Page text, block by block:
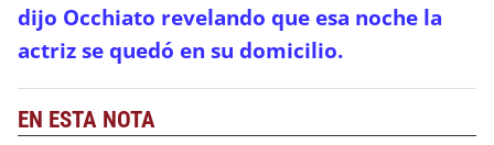
dijo Occhiato revelando que esa noche la
actriz se quedó en su domicilio.
EN ESTA NOTA